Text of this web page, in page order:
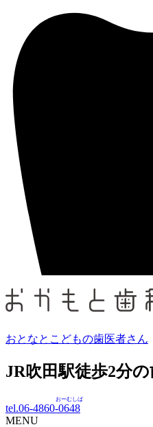
おとなとこどもの歯医者さん
JR吹田駅徒歩2分の
tel.06-4860-0648
おーむしば
MENU